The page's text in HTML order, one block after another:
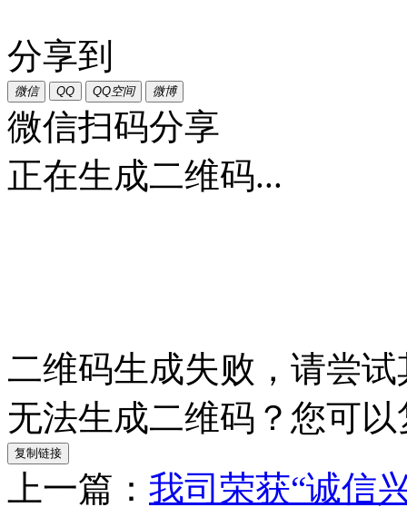
分享到
微信 QQ QQ空间 微博
微信扫码分享
正在生成二维码...
二维码生成失败，请尝
无法生成二维码？您可
复制链接
上一篇： 我司荣获“诚信